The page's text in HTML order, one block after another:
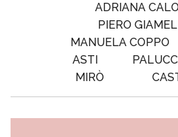
ADRIANA
PIERO
MANUELA COPPO
ASTI
MIRÒ